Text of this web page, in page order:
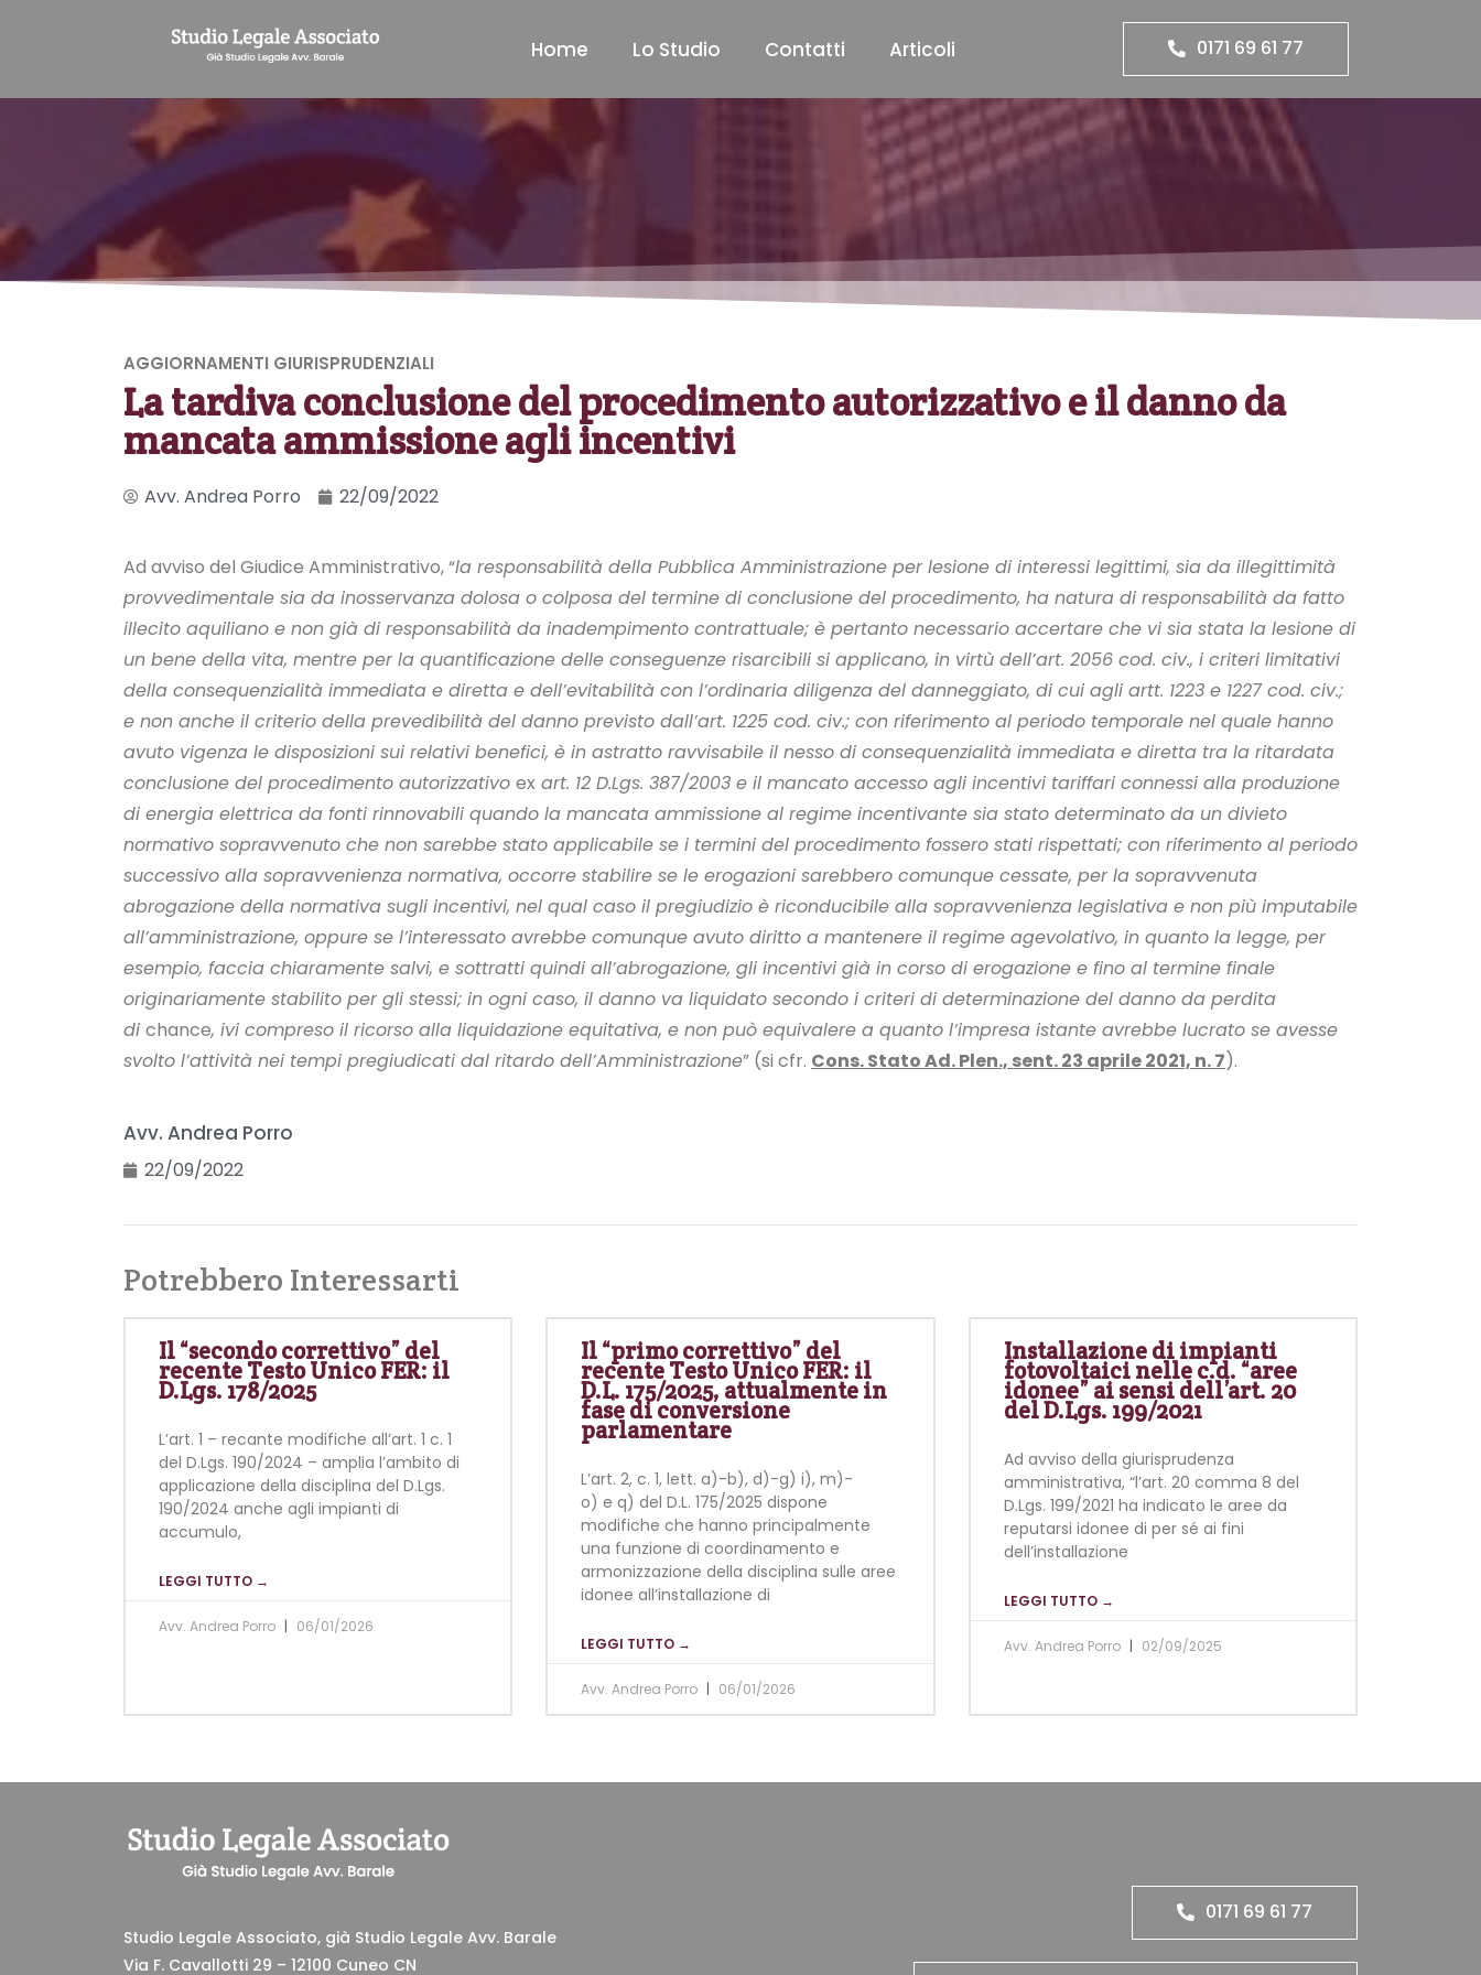
Home Lo Studio Contatti Articoli 0171 69 61 77
AGGIORNAMENTI GIURISPRUDENZIALI
La tardiva conclusione del procedimento autorizzativo e il danno da
mancata ammissione agli incentivi
Avv. Andrea Porro 22/09/2022
Ad avviso del Giudice Amministrativo, “la responsabilità della Pubblica Amministrazione per lesione di interessi legittimi, sia da illegittimità
provvedimentale sia da inosservanza dolosa o colposa del termine di conclusione del procedimento, ha natura di responsabilità da fatto
illecito aquiliano e non già di responsabilità da inadempimento contrattuale; è pertanto necessario accertare che vi sia stata la lesione di
un bene della vita, mentre per la quantificazione delle conseguenze risarcibili si applicano, in virtù dell’art. 2056 cod. civ., i criteri limitativi
della consequenzialità immediata e diretta e dell’evitabilità con l’ordinaria diligenza del danneggiato, di cui agli artt. 1223 e 1227 cod. civ.;
e non anche il criterio della prevedibilità del danno previsto dall’art. 1225 cod. civ.; con riferimento al periodo temporale nel quale hanno
avuto vigenza le disposizioni sui relativi benefici, è in astratto ravvisabile il nesso di consequenzialità immediata e diretta tra la ritardata
conclusione del procedimento autorizzativo ex art. 12 D.Lgs. 387/2003 e il mancato accesso agli incentivi tariffari connessi alla produzione
di energia elettrica da fonti rinnovabili quando la mancata ammissione al regime incentivante sia stato determinato da un divieto
normativo sopravvenuto che non sarebbe stato applicabile se i termini del procedimento fossero stati rispettati; con riferimento al periodo
successivo alla sopravvenienza normativa, occorre stabilire se le erogazioni sarebbero comunque cessate, per la sopravvenuta
abrogazione della normativa sugli incentivi, nel qual caso il pregiudizio è riconducibile alla sopravvenienza legislativa e non più imputabile
all’amministrazione, oppure se l’interessato avrebbe comunque avuto diritto a mantenere il regime agevolativo, in quanto la legge, per
esempio, faccia chiaramente salvi, e sottratti quindi all’abrogazione, gli incentivi già in corso di erogazione e fino al termine finale
originariamente stabilito per gli stessi; in ogni caso, il danno va liquidato secondo i criteri di determinazione del danno da perdita
di chance, ivi compreso il ricorso alla liquidazione equitativa, e non può equivalere a quanto l’impresa istante avrebbe lucrato se avesse
svolto l’attività nei tempi pregiudicati dal ritardo dell’Amministrazione” (si cfr. Cons. Stato Ad. Plen., sent. 23 aprile 2021, n. 7).
Avv. Andrea Porro
22/09/2022
Potrebbero Interessarti
Il “secondo correttivo” del
recente Testo Unico FER: il
D.Lgs. 178/2025
L’art. 1 – recante modifiche all’art. 1 c. 1
del D.Lgs. 190/2024 – amplia l’ambito di
applicazione della disciplina del D.Lgs.
190/2024 anche agli impianti di
accumulo,
LEGGI TUTTO →
Avv. Andrea Porro 06/01/2026
Il “primo correttivo” del
recente Testo Unico FER: il
D.L. 175/2025, attualmente in
fase di conversione
parlamentare
L’art. 2, c. 1, lett. a)-b), d)-g) i), m)-
o) e q) del D.L. 175/2025 dispone
modifiche che hanno principalmente
una funzione di coordinamento e
armonizzazione della disciplina sulle aree
idonee all’installazione di
LEGGI TUTTO →
Avv. Andrea Porro 06/01/2026
Installazione di impianti
fotovoltaici nelle c.d. “aree
idonee” ai sensi dell’art. 20
del D.Lgs. 199/2021
Ad avviso della giurisprudenza
amministrativa, “l’art. 20 comma 8 del
D.Lgs. 199/2021 ha indicato le aree da
reputarsi idonee di per sé ai fini
dell’installazione
LEGGI TUTTO →
Avv. Andrea Porro 02/09/2025
Studio Legale Associato, già Studio Legale Avv. Barale
Via F. Cavallotti 29 – 12100 Cuneo CN
0171 69 61 77